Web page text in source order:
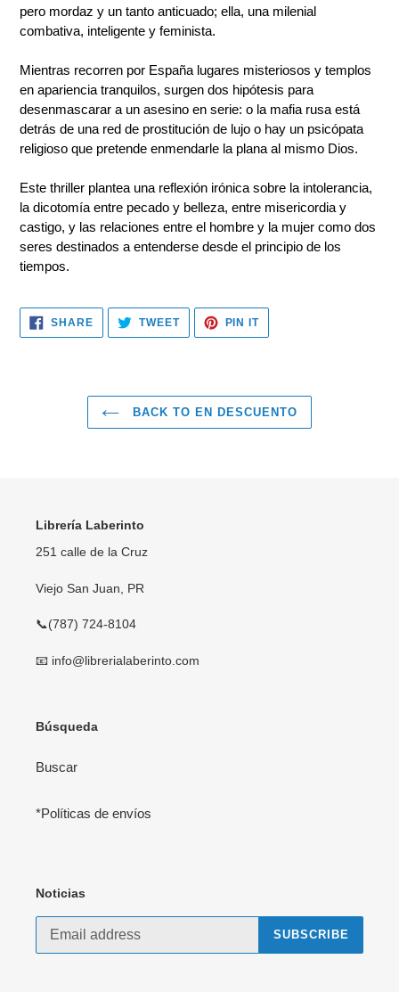
pero mordaz y un tanto anticuado; ella, una milenial
combativa, inteligente y feminista.
Mientras recorren por España lugares misteriosos y templos
en apariencia tranquilos, surgen dos hipótesis para
desenmascarar a un asesino en serie: o la mafia rusa está
detrás de una red de prostitución de lujo o hay un psicópata
religioso que pretende enmendarle la plana al mismo Dios.
Este thriller plantea una reflexión irónica sobre la intolerancia,
la dicotomía entre pecado y belleza, entre misericordia y
castigo, y las relaciones entre el hombre y la mujer como dos
seres destinados a entenderse desde el principio de los
tiempos.
SHARESHARE
ON
FACEBOOK
TWEETTWEET
TWITTER
PIN ITPIN
PINTEREST
BACK TO EN DESCUENTO
Librería Laberinto
251 calle de la Cruz
Viejo San Juan, PR
📞(787) 724-8104
📧 info@librerialaberinto.com
Búsqueda
Buscar
*Políticas de envíos
Noticias
SUBSCRIBE